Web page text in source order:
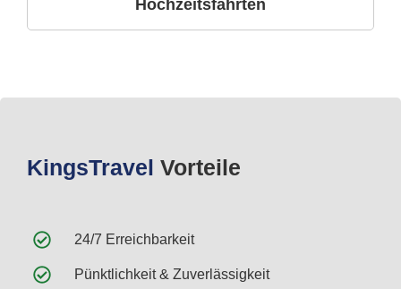
Hochzeitsfahrten
KingsTravel Vorteile
24/7 Erreichbarkeit
Pünktlichkeit & Zuverlässigkeit